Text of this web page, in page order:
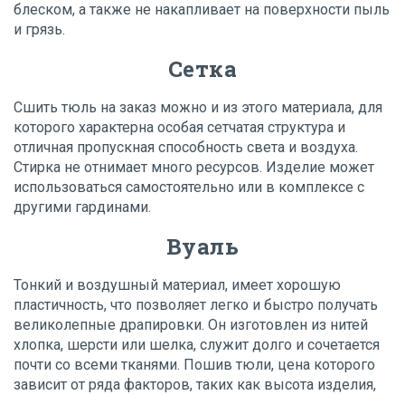
блеском, а также не накапливает на поверхности пыль
и грязь.
Сетка
Сшить тюль на заказ можно и из этого материала, для
которого характерна особая сетчатая структура и
отличная пропускная способность света и воздуха.
Стирка не отнимает много ресурсов. Изделие может
использоваться самостоятельно или в комплексе с
другими гардинами.
Вуаль
Тонкий и воздушный материал, имеет хорошую
пластичность, что позволяет легко и быстро получать
великолепные драпировки. Он изготовлен из нитей
хлопка, шерсти или шелка, служит долго и сочетается
почти со всеми тканями. Пошив тюли, цена которого
зависит от ряда факторов, таких как высота изделия,